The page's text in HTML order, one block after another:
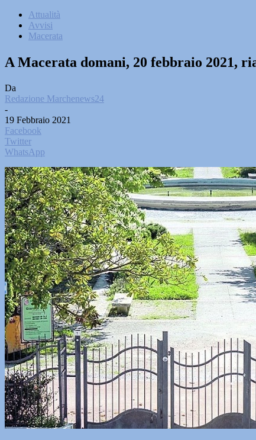
Attualità
Avvisi
Macerata
A Macerata domani, 20 febbraio 2021,
Da
Redazione Marchenews24
-
19 Febbraio 2021
Facebook
Twitter
WhatsApp